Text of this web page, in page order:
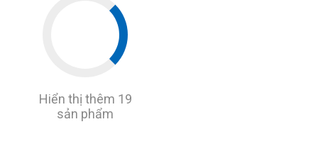
Hiển thị thêm 19
sản phẩm